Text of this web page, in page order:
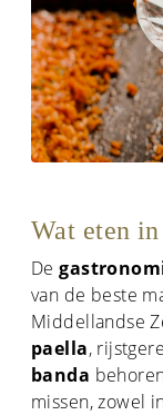
Wat eten
De
van de beste
Middellandse
paella,
banda
missen, zowel